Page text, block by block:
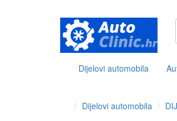
Dijelovi automobila
Dijelovi automobila